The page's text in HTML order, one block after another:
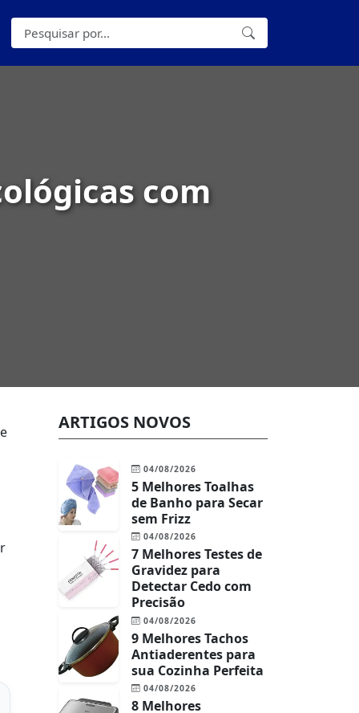
com
ARTIGOS NOVOS
04/08/2026
5 Melhores Toalhas
de Banho para Secar
sem Frizz
04/08/2026
7 Melhores Testes de
Gravidez para
Detectar Cedo com
Precisão
04/08/2026
9 Melhores Tachos
Antiaderentes para
sua Cozinha Perfeita
04/08/2026
8 Melhores